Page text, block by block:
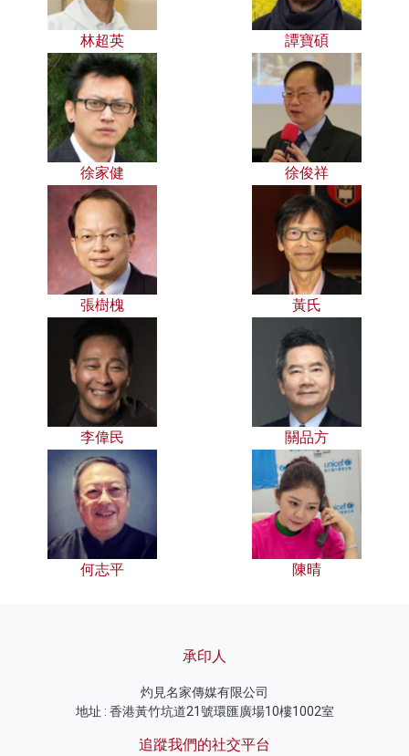
林超英 譚寶碩
徐家健 徐俊祥
張樹槐 黃氏
李偉民 關品方
何志平 陳晴
承印人
灼見名家傳媒有限公司
地址 : 香港黃竹坑道21號環匯廣場10樓1002室
追蹤我們的社交平台